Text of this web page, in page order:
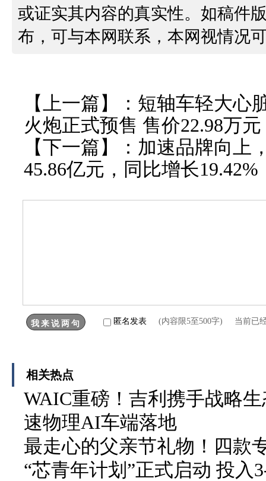
或证实其内容的真实性。如稿件
布，可与本网联系，本网视情况
【上一篇】： 短轴车轻大心
火炮正式预售 售价22.98万元
【下一篇】： 加速品牌向上
45.86亿元，同比增长19.42%
匿名发表 (内容限5至500字) 当前已
相关热点
WAIC重磅！吉利携手战略
速物理AI车端落地
最走心的父亲节礼物！四款
“芯青年计划”正式启动 投入